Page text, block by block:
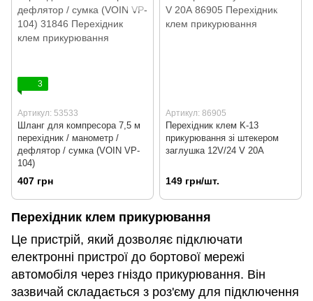
3
Артикул: 53533
Шланг для компресора 7,5 м
перехідник / манометр /
дефлятор / сумка (VOIN VP-
104)
407 грн
Артикул: 86905
Перехідник клем K-13
прикурювання зі штекером
заглушка 12V/24 V 20А
149 грн/шт.
Перехідник клем прикурювання
Це пристрій, який дозволяє підключати
електронні пристрої до бортової мережі
автомобіля через гніздо прикурювання. Він
зазвичай складається з роз'єму для підключення